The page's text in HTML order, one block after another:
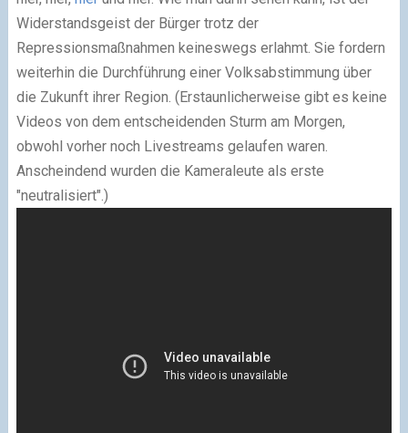
Widerstandsgeist der Bürger trotz der
Repressionsmaßnahmen keineswegs erlahmt. Sie fordern
weiterhin die Durchführung einer Volksabstimmung über
die Zukunft ihrer Region. (Erstaunlicherweise gibt es keine
Videos von dem entscheidenden Sturm am Morgen,
obwohl vorher noch Livestreams gelaufen waren.
Anscheindend wurden die Kameraleute als erste
"neutralisiert".)